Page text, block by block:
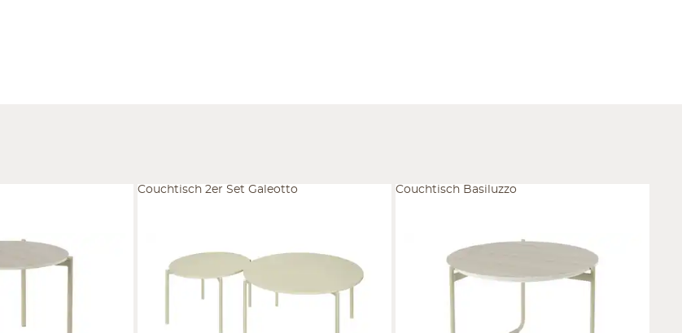
Couchtisch 2er Set Galeotto Couchtisch Basiluzzo